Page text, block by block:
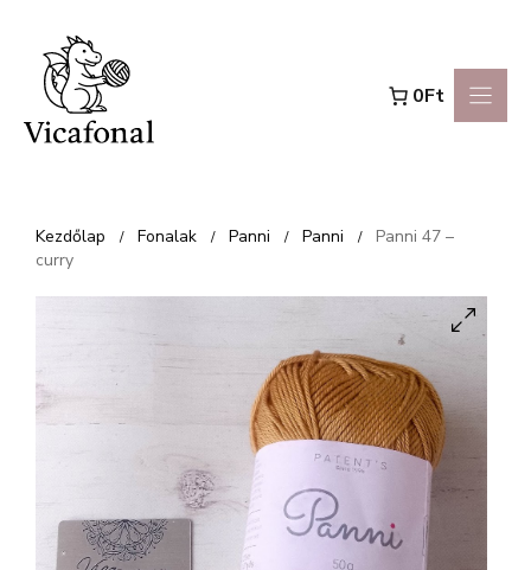
Kilépés
tartalomba
0Ft
Kezdőlap / Fonalak / Panni / Panni /
Panni 47 –
curry